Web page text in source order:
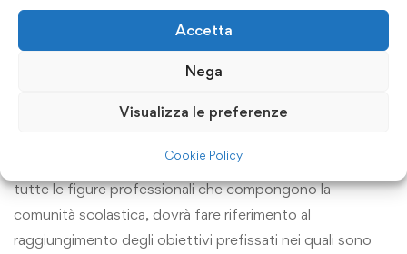
Accetta
Nega
Visualizza le preferenze
Cookie Policy
formativa della scuola non è solo la fotografia
dell’identità esistente, ma impegna la struttura
organizzativa della scuola e le sue risorse in modo
consolidamento.
PTOF, dell’azione della dirigenza e di
tutte le figure professionali che compongono la
comunità scolastica, dovrà fare riferimento al
raggiungimento degli obiettivi prefissati nei quali sono